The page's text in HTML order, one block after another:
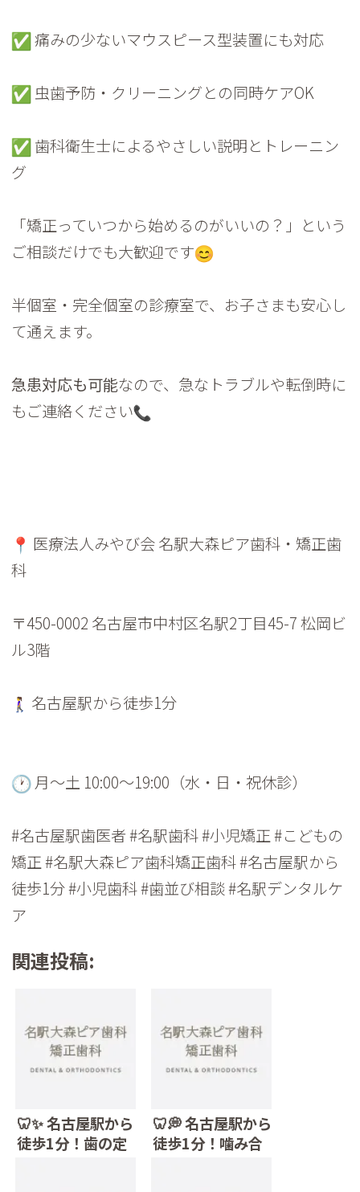
痛みの少ないマウスピース型装置にも対応
虫歯予防・クリーニングとの同時ケアOK
歯科衛生士によるやさしい説明とトレーニン
グ
「矯正っていつから始めるのがいいの？」 という
ご相談だけでも大歓迎です
半個室・完全個室の診療室で、お子さまも安心し
て通えます。
急患対応も可能なので、 急なトラブルや転倒時に
もご連絡ください
医療法人みやび会 名駅大森ピア歯科・矯正歯
科
〒450-0002 名古屋市中村区名駅2丁目45-7 松岡ビ
ル3階
名古屋駅から徒歩1分
月〜土 10:00〜19:00（水・日・祝休診）
#名古屋駅歯医者 #名駅歯科 #小児矯正 #こどもの
矯正 #名駅大森ピア歯科矯正歯科 #名古屋駅から
徒歩1分 #小児歯科 #歯並び相談 #名駅デンタルケ
ア
関連投稿:
🦷✨ 名古屋駅から
徒歩1分！歯の定
🦷💭 名古屋駅から
徒歩1分！噛み合